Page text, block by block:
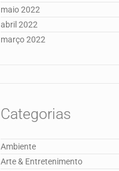
maio 2022
abril 2022
março 2022
Categorias
Ambiente
Arte & Entretenimento